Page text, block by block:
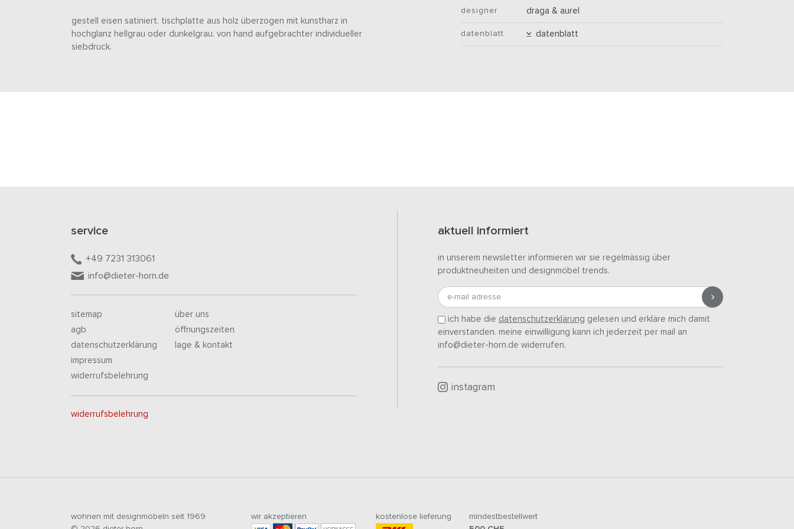
gestell eisen satiniert. tischplatte aus holz überzogen mit kunstharz in
hochglanz hellgrau oder dunkelgrau. von hand aufgebrachter individueller
siebdruck.
designer draga & aurel
datenblatt datenblatt
service
+49 7231 313061
info@dieter-horn.de
sitemap
agb
datenschutzerklärung
impressum
widerrufsbelehrung
über uns
öffnungszeiten
lage & kontakt
widerrufsbelehrung
aktuell informiert
in unserem newsletter informieren wir sie regelmässig über
produktneuheiten und designmöbel trends.
e-mail adresse
ich habe die datenschutzerklärung gelesen und erkläre mich damit
einverstanden. meine einwilligung kann ich jederzeit per mail an
info@dieter-horn.de widerrufen.
instagram
wohnen mit designmöbeln seit 1969
wir akzeptieren kostenlose lieferung
mindestbestellwert